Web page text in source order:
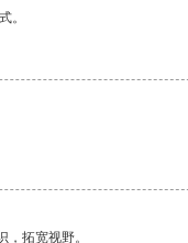
。
拓宽视野。